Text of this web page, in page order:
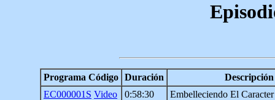
Programa Código Duración
Descripción
EC000001S Video 0:58:30
Embelleciendo El Caracter